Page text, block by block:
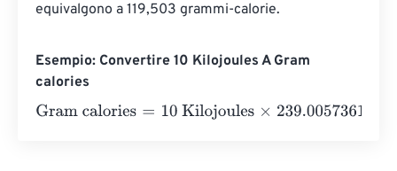
equivalgono a 119,503 grammi-calorie.
Esempio: Convertire 10 Kilojoules A Gram
calories
Gram calories=10 Kilojoules×239.00573614=